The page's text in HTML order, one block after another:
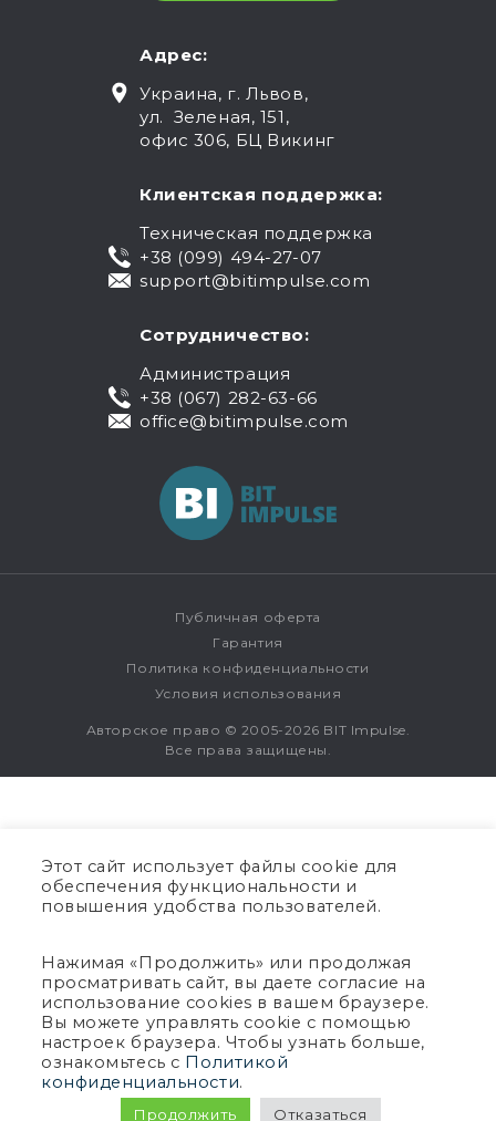
Адрес:
Украина, г. Львов,
ул. Зеленая, 151,
офис 306, БЦ Викинг
Клиентская поддержка:
Техническая поддержка
+38 (099) 494-27-07
support@bitimpulse.com
Сотрудничество:
Администрация
+38 (067) 282-63-66
office@bitimpulse.com
Публичная оферта
Гарантия
Политика конфиденциальности
Условия использования
Авторское право © 2005-2026 BIT Impulse.
Все права защищены.
Этот сайт использует файлы cookie для
обеспечения функциональности и
повышения удобства пользователей.
Нажимая «Продолжить» или продолжая
просматривать сайт, вы даете согласие на
использование cookies в вашем браузере.
Вы можете управлять cookie с помощью
настроек браузера. Чтобы узнать больше,
ознакомьтесь с Политикой
конфиденциальности.
Продолжить Отказаться